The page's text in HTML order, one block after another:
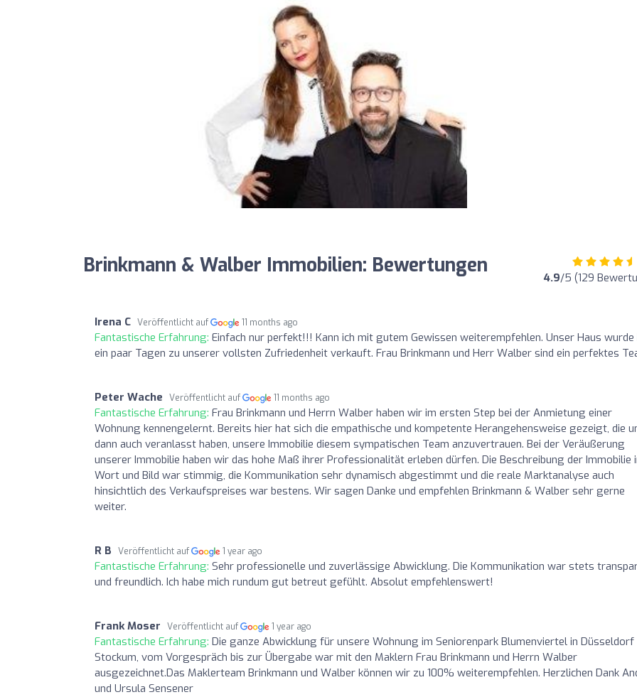
Brinkmann & Walber Immobilien: Bewertungen 4.9/5 (129
Irena C Veröffentlicht auf 11 months ago
Fantastische Erfahrung: Einfach nur perfekt!!! Kann ich mit gutem Gewissen weiterempfehlen. Unser Haus wurde
ein paar Tagen zu unserer vollsten Zufriedenheit verkauft. Frau Brinkmann und Herr Walber sind ein perfektes
Peter Wache Veröffentlicht auf 11 months ago
Fantastische Erfahrung: Frau Brinkmann und Herrn Walber haben wir im ersten Step bei der Anmietung einer
Wohnung kennengelernt. Bereits hier hat sich die empathische und kompetente Herangehensweise gezeigt, die
dann auch veranlasst haben, unsere Immobilie diesem sympatischen Team anzuvertrauen. Bei der Veräußerung
unserer Immobilie haben wir das hohe Maß ihrer Professionalität erleben dürfen. Die Beschreibung der Immobilie
Wort und Bild war stimmig, die Kommunikation sehr dynamisch abgestimmt und die reale Marktanalyse auch
hinsichtlich des Verkaufspreises war bestens. Wir sagen Danke und empfehlen Brinkmann & Walber sehr gerne
weiter.
R B Veröffentlicht auf 1 year ago
Fantastische Erfahrung: Sehr professionelle und zuverlässige Abwicklung. Die Kommunikation war stets
und freundlich. Ich habe mich rundum gut betreut gefühlt. Absolut empfehlenswert!
Frank Moser Veröffentlicht auf 1 year ago
Fantastische Erfahrung: Die ganze Abwicklung für unsere Wohnung im Seniorenpark Blumenviertel in Düsseldorf
Stockum, vom Vorgespräch bis zur Übergabe war mit den Maklern Frau Brinkmann und Herrn Walber
ausgezeichnet.Das Maklerteam Brinkmann und Walber können wir zu 100% weiterempfehlen. Herzlichen Dank
und Ursula Sensener